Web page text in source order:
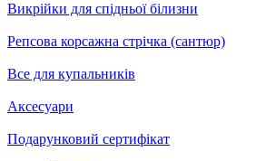
Викрійки для спідньої білизни
Репсова корсажна стрічка (сантюр)
Все для купальників
Аксесуари
Подарунковий сертифікат